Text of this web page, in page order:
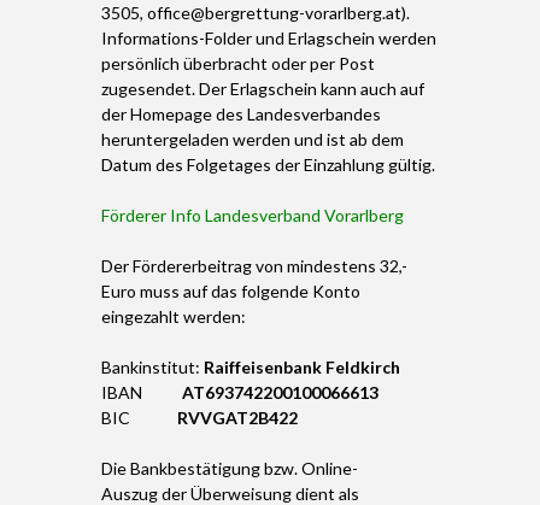
3505, office@bergrettung-vorarlberg.at).
Informations-Folder und Erlagschein werden
persönlich überbracht oder per Post
zugesendet. Der Erlagschein kann auch auf
der Homepage des Landesverbandes
heruntergeladen werden und ist ab dem
Datum des Folgetages der Einzahlung gültig.
Förderer Info Landesverband Vorarlberg
Der Fördererbeitrag von mindestens 32,-
Euro muss auf das folgende Konto
eingezahlt werden:
Bankinstitut: Raiffeisenbank Feldkirch
IBAN AT693742200100066613
BIC RVVGAT2B422
Die Bankbestätigung bzw. Online-
Auszug der Überweisung dient als